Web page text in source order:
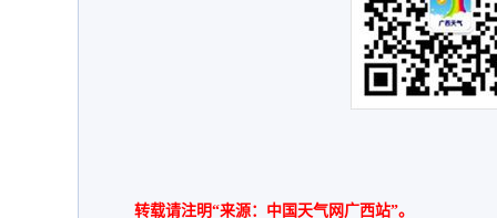
转载请注明“来源：中国天气网广西站”。